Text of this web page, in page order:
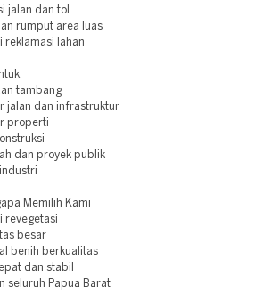
jalan dan tol
rumput area luas
reklamasi lahan
tambang
jalan dan infrastruktur
properti
dan proyek publik
Memilih Kami
revegetasi
besar
benih berkualitas
dan stabil
seluruh Papua Barat